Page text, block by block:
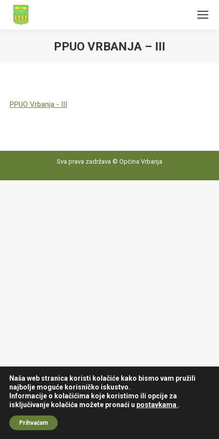
PPUO VRBANJA – III
PPUO Vrbanja - III
Sva prava zadržava © Općina Vrbanja
Naša web stranica koristi kolačiće kako bismo vam pružili
najbolje moguće korisničko iskustvo.
Informacije o kolačićima koje koristimo ili opcije za
isključivanje kolačića možete pronaći u postavkama .
Prihvaćam